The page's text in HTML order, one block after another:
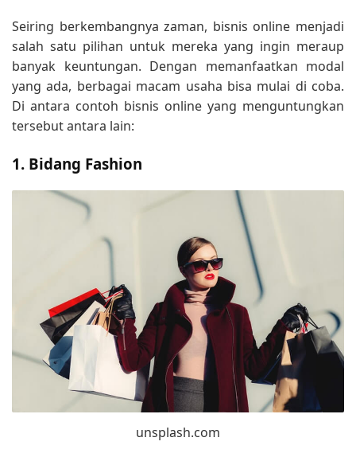
Seiring berkembangnya zaman, bisnis online menjadi
salah satu pilihan untuk mereka yang ingin meraup
banyak keuntungan. Dengan memanfaatkan modal
yang ada, berbagai macam usaha bisa mulai di coba.
Di antara contoh bisnis online yang menguntungkan
tersebut antara lain:
1. Bidang Fashion
unsplash.com